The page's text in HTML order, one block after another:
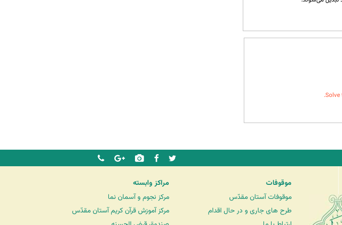
Solve
موقوفات
موقوفات آستان مقدّس
طرح های جاری و در حال اقدام
مراکز وابسته
مرکز نجوم و آسمان نما
مرکز آموزش قرآن کریم آستان مقدّس